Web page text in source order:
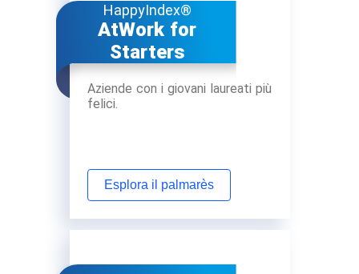
HappyIndex®
AtWork for
Starters
Aziende con i giovani laureati più
felici.
Esplora il palmarès